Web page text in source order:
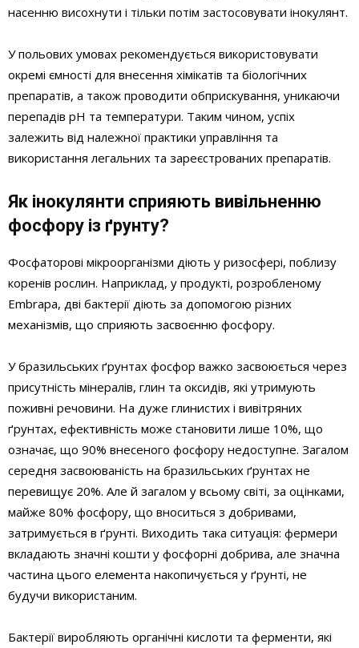
насенню висохнути і тільки потім застосовувати інокулянт.
У польових умовах рекомендується використовувати
окремі ємності для внесення хімікатів та біологічних
препаратів, а також проводити обприскування, уникаючи
перепадів pH та температури. Таким чином, успіх
залежить від належної практики управління та
використання легальних та зареєстрованих препаратів.
Як інокулянти сприяють вивільненню
фосфору із ґрунту?
Фосфаторові мікроорганізми діють у ризосфері, поблизу
коренів рослин. Наприклад, у продукті, розробленому
Embrapa, дві бактерії діють за допомогою різних
механізмів, що сприяють засвоєнню фосфору.
У бразильських ґрунтах фосфор важко засвоюється через
присутність мінералів, глин та оксидів, які утримують
поживні речовини. На дуже глинистих і вивітряних
ґрунтах, ефективність може становити лише 10%, що
означає, що 90% внесеного фосфору недоступне. Загалом
середня засвоюваність на бразильських ґрунтах не
перевищує 20%. Але й загалом у всьому світі, за оцінками,
майже 80% фосфору, що вноситься з добривами,
затримується в ґрунті. Виходить така ситуація: фермери
вкладають значні кошти у фосфорні добрива, але значна
частина цього елемента накопичується у ґрунті, не
будучи використаним.
Бактерії виробляють органічні кислоти та ферменти, які